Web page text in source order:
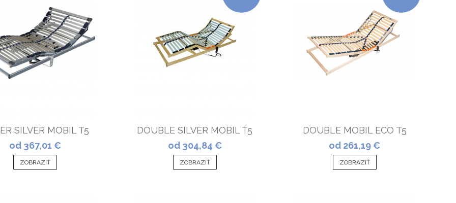
SILVER MOBIL T5
od 367,01 €
ZOBRAZIŤ
DOUBLE SILVER MOBIL T5
od 304,84 €
ZOBRAZIŤ
DOUBLE MOBIL ECO T5
od 261,19 €
ZOBRAZIŤ